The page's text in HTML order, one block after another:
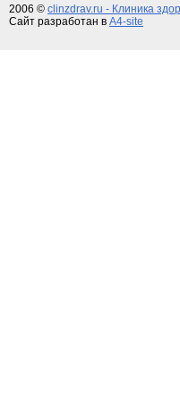
2006 © clinzdrav.ru - Клиника
Сайт разработан в A4-site